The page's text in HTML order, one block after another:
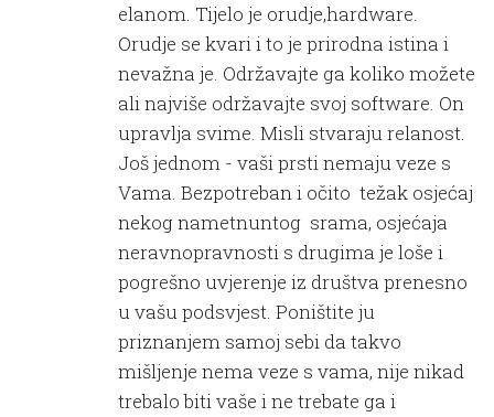
elanom. Tijelo je orudje,hardware.
Orudje se kvari i to je prirodna istina i
nevažna je. Održavajte ga koliko možete
ali najviše održavajte svoj software. On
upravlja svime. Misli stvaraju relanost.
Još jednom - vaši prsti nemaju veze s
Vama. Bezpotreban i očito težak osjećaj
nekog nametnuntog srama, osjećaja
neravnopravnosti s drugima je loše i
pogrešno uvjerenje iz društva prenesno
u vašu podsvjest. Poništite ju
priznanjem samoj sebi da takvo
mišljenje nema veze s vama, nije nikad
trebalo biti vaše i ne trebate ga i